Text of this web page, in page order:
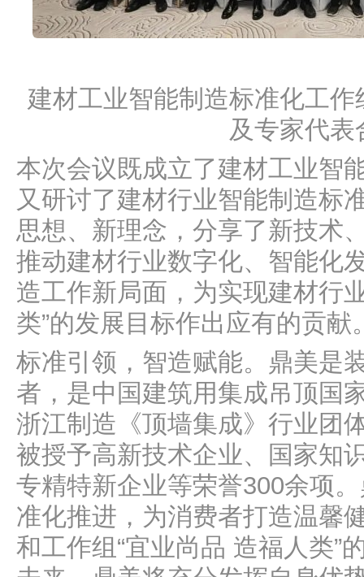
建材工业智能制造标准化工
及专家代表
本次会议既成立了建材工业智
又研讨了建材行业智能制造标
思想、新理念，分享了新技术
推动建材行业数字化、智能化
造工作新局面，为实现建材行
类”的发展目标作出应有的贡献
标准引领，智造赋能。鼎美是
者，是中国建筑用集成吊顶国
浙江制造《顶墙集成》行业团
被授予高新技术企业、国家知
专精特新企业等荣誉300余项
准化推进，为消费者打造温馨
和工作组“宜业尚品 造福人类”